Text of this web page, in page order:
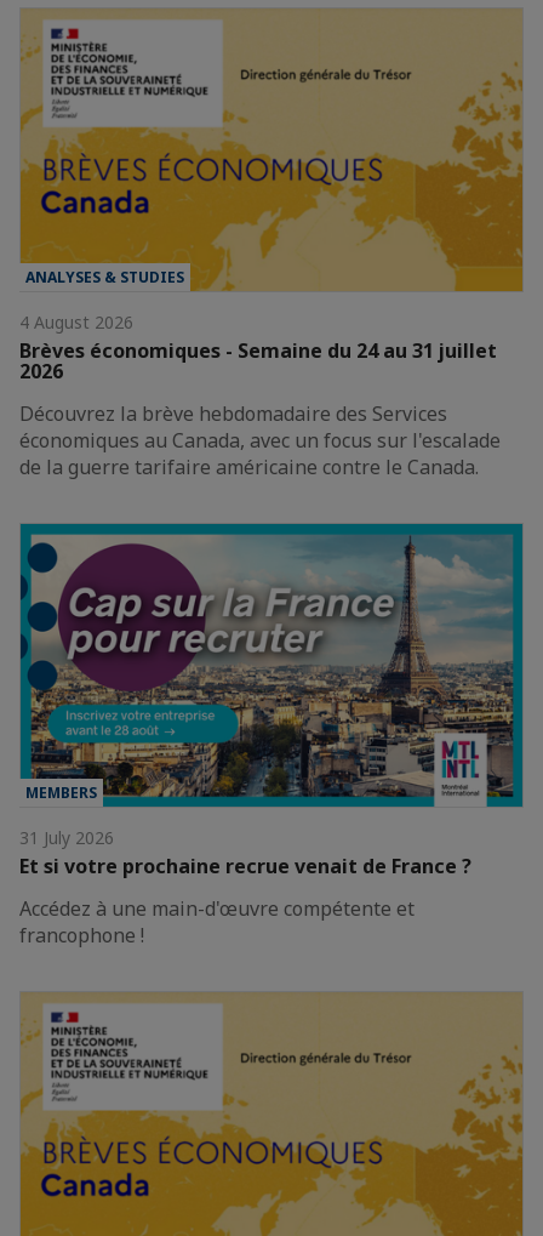
ANALYSES & STUDIES
4 August 2026
Brèves économiques - Semaine du 24 au 31 juillet
2026
Découvrez la brève hebdomadaire des Services
économiques au Canada, avec un focus sur l'escalade
de la guerre tarifaire américaine contre le Canada.
MEMBERS
31 July 2026
Et si votre prochaine recrue venait de France ?
Accédez à une main-d'œuvre compétente et
francophone !